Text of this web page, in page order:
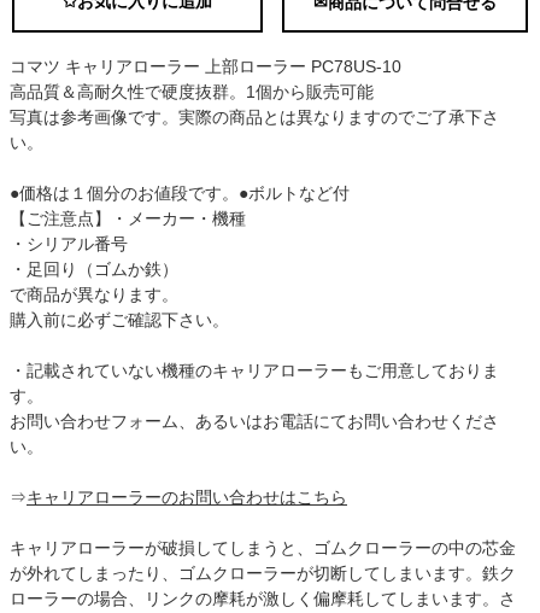
コマツ キャリアローラー 上部ローラー PC78US-10
高品質＆高耐久性で硬度抜群。1個から販売可能
写真は参考画像です。実際の商品とは異なりますのでご了承下さ
い。
●価格は１個分のお値段です。●ボルトなど付
【ご注意点】・メーカー・機種
・シリアル番号
・足回り（ゴムか鉄）
で商品が異なります。
購入前に必ずご確認下さい。
・記載されていない機種のキャリアローラーもご用意しておりま
す。
お問い合わせフォーム、あるいはお電話にてお問い合わせくださ
い。
⇒キャリアローラーのお問い合わせはこちら
キャリアローラーが破損してしまうと、ゴムクローラーの中の芯金
が外れてしまったり、ゴムクローラーが切断してしまいます。鉄ク
ローラーの場合、リンクの摩耗が激しく偏摩耗してしまいます。さ